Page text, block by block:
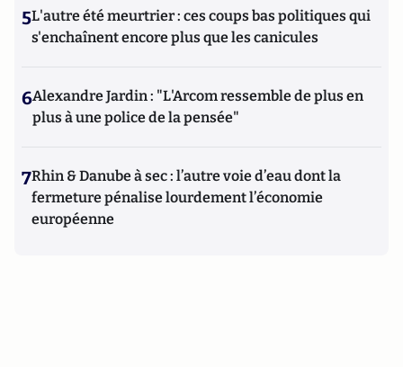
5L'autre été meurtrier : ces coups bas politiques qui
s'enchaînent encore plus que les canicules
6Alexandre Jardin : "L'Arcom ressemble de plus en
plus à une police de la pensée"
7Rhin & Danube à sec : l’autre voie d’eau dont la
fermeture pénalise lourdement l’économie
européenne